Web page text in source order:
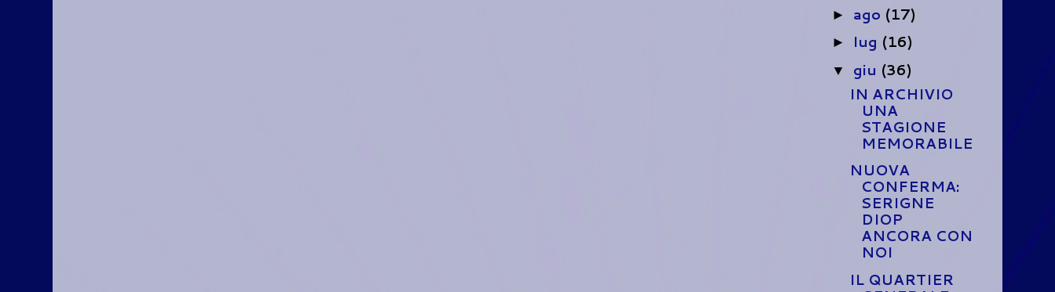
► ago (17)
► lug (16)
▼ giu (36)
IN ARCHIVIO
UNA
STAGIONE
MEMORABILE
NUOVA
CONFERMA:
SERIGNE
DIOP
ANCORA CON
NOI
IL QUARTIER